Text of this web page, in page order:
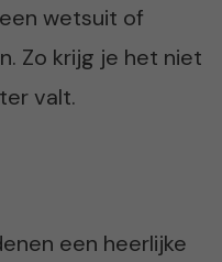
wetsuit of
Zo krijg je het niet
valt.
een heerlijke